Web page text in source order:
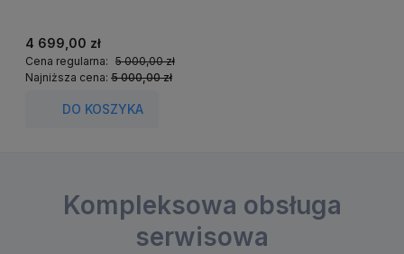
4 699,00 zł
Cena regularna: 5 000,00 zł
Najniższa cena: 5 000,00 zł
DO KOSZYKA
Kompleksowa obsługa
serwisowa